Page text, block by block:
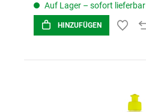
Auf Lager – sofort lieferbar
HINZUFÜGEN